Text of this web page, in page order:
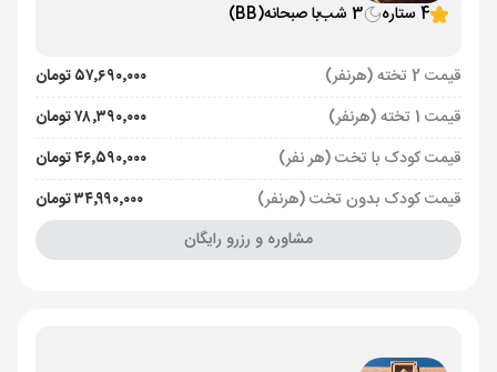
4 ستاره
3 شب با صبحانه(BB)
قیمت 2 تخته (هرنفر)
۵۷٬۶۹۰٬۰۰۰ تومان
قیمت 1 تخته (هرنفر)
۷۸٬۳۹۰٬۰۰۰ تومان
قیمت کودک با تخت (هر نفر)
۴۶٬۵۹۰٬۰۰۰ تومان
قیمت کودک بدون تخت (هرنفر)
۳۴٬۹۹۰٬۰۰۰ تومان
مشاوره و رزرو رایگان